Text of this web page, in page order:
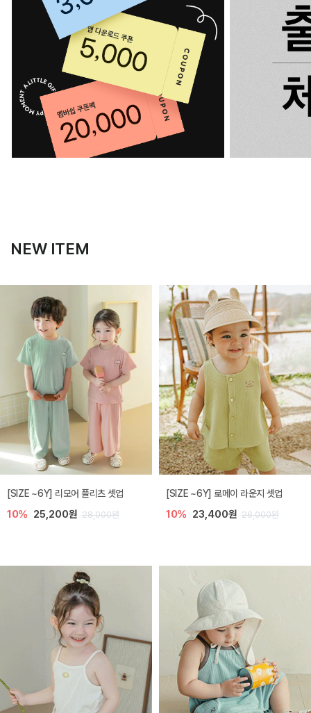
NEW ITEM
[SIZE ~6Y] 리모어 플리츠 셋업
10% 25,200원 28,000원
[SIZE ~6Y] 로메이 라운지 셋업
10% 23,400원 26,000원